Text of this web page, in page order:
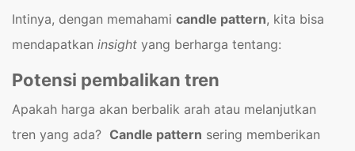
Intinya, dengan memahami candle pattern, kita bisa
mendapatkan insight yang berharga tentang:
Potensi pembalikan tren
Apakah harga akan berbalik arah atau melanjutkan
tren yang ada? Candle pattern sering memberikan